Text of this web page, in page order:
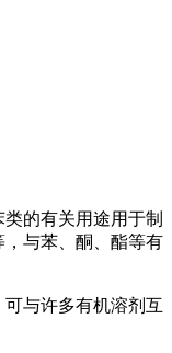
的有关用途用于制
与苯、酮、酯等有
与许多有机溶剂互